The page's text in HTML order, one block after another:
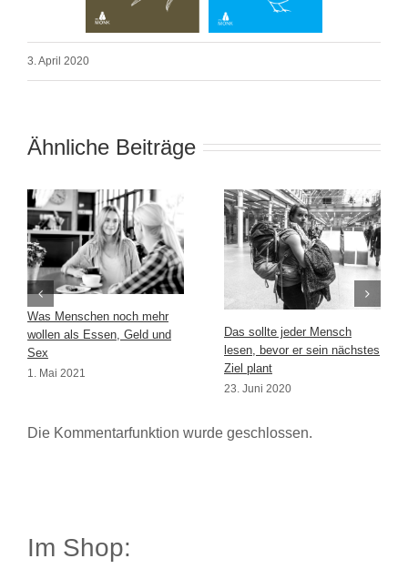
3. April 2020
Ähnliche Beiträge
Was Menschen noch mehr
wollen als Essen, Geld und
Sex
1. Mai 2021
Das sollte jeder Mensch
lesen, bevor er sein nächstes
Ziel plant
23. Juni 2020
Die Kommentarfunktion wurde geschlossen.
Im Shop: